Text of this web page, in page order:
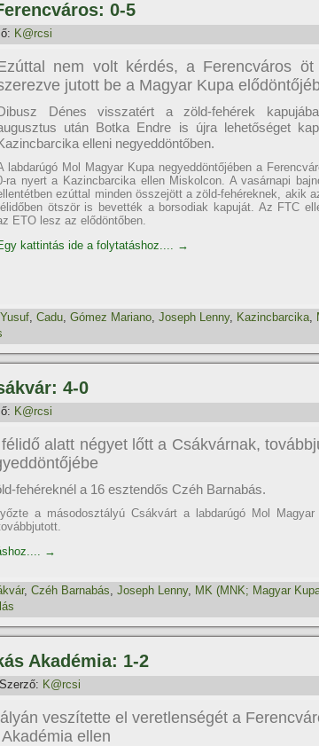
0-5
K@rcsi
nem volt kérdés, a Ferencváros öt
jutott be a Magyar Kupa
Dénes visszatért a zöld-fehérek
után Botka Endre is újra lehetőséget
elleni negyeddöntőben.
labdarúgó Mol Magyar Kupa negyeddöntőjében a
ra nyert a Kazincbarcika ellen Miskolcon. A vasárnapi
ezúttal minden összejött a zöld-fehéreknek, akik
ötször is bevették a borsodiak kapuját. Az FTC
ETO lesz az elődöntőben.
kattintás ide a folytatáshoz.... →
, Cadu, Gómez Mariano, Joseph Lenny, Kazincbarcika,
4-0
K@rcsi
alatt négyet lőtt a Csákvárnak,
fehéreknél a 16 esztendős Czéh Barnabás.
a másodosztályú Csákvárt a labdarúgó Mol Magyar
→
, Czéh Barnabás, Joseph Lenny, MK (MNK; Magyar
Akadémia: 1-2
Szerző: K@rcsi
veszítette el veretlenségét a
ellen